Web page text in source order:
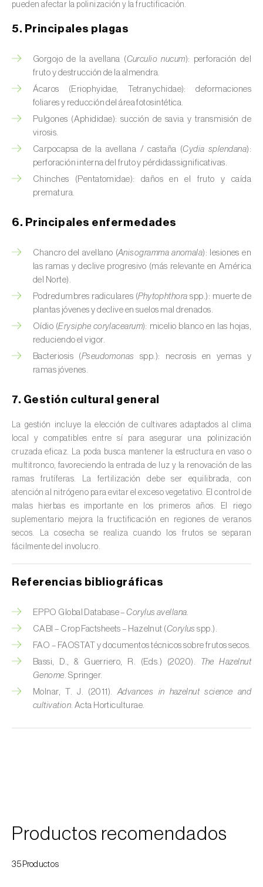
Buxus sempervirens L.
Cacahuete ( Arachis hypogaea
Cacaotero (Theobroma cacao)
Cafeto ( Coffea spp.
Calabacín (Cucurbita pepo )
Caña de azúcar (Saccharum spp.)
Cáñamo / Cannabis (
Caqui (Diospyros spp.)
Carpe europeo (Carpinus betulus)
Castaño (Castanea sativa)
Cebada (Hordeum vulgare)
Allium cepa
Cedro (Cedrus spp.
Centeno (Secale cereale)
Cerezo (Prunus avium L. )
Chirimoya (Annona spp.)
Chirivía (Pastinaca sativa
Ciruelo (Prunus domestica L.)
Cítricos (Citrus spp.)
Cocotero (Cocos nucifera)
Col (Brassica oleracea)
Colza (Brassica napus )
Crisantemo (Chrysanthemum spp.)
Encina (Quercus ilex e Quercus rotundifolia
Frambuesa (Rubus idaeus )
Frambuesa negra (
pueden afectar la polinización y la fructificación.
5. Principales plagas
Gorgojo de la avellana (Curculio nucum): perforación del
fruto y destrucción de la almendra.
Ácaros (Eriophyidae, Tetranychidae): deformaciones
foliares y reducción del área fotosintética.
Pulgones (Aphididae): succión de savia y transmisión de
virosis.
Carpocapsa de la avellana / castaña (Cydia splendana):
perforación interna del fruto y pérdidas significativas.
Chinches (Pentatomidae): daños en el fruto y caída
prematura.
6. Principales enfermedades
Chancro del avellano (Anisogramma anomala): lesiones en
las ramas y declive progresivo (más relevante en América
del Norte).
Podredumbres radiculares (Phytophthora spp.): muerte de
plantas jóvenes y declive en suelos mal drenados.
Oídio (Erysiphe corylacearum): micelio blanco en las hojas,
reduciendo el vigor.
Bacteriosis (Pseudomonas
spp.): necrosis en yemas y
ramas jóvenes.
7. Gestión cultural general
La gestión incluye la elección de cultivares adaptados al clima
local y compatibles entre sí para asegurar una polinización
cruzada eficaz. La poda busca mantener la estructura en vaso o
multitronco, favoreciendo la entrada de luz y la renovación de las
ramas frutíferas. La fertilización debe ser equilibrada, con
atención al nitrógeno para evitar el exceso vegetativo. El control de
malas hierbas es importante en los primeros años. El riego
suplementario mejora la fructificación en regiones de veranos
secos. La cosecha se realiza cuando los frutos se separan
fácilmente del involucro.
Referencias bibliográficas
EPPO Global Database –Corylus avellana.
CABI – Crop Factsheets – Hazelnut (Corylus spp.).
FAO – FAOSTAT y documentos técnicos sobre frutos secos.
Bassi, D., & Guerriero, R. (Eds.) (2020).
The Hazelnut
Genome . Springer.
Molnar, T. J. (2011). Advances in hazelnut science and
cultivation. Acta Horticulturae.
Productos recomendados
35Productos